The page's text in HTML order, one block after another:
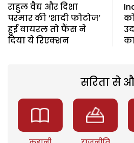
राहुल वैद्य और दिशा
परमार की ‘शादी फोटोज’
हुई वायरल तो फैंस ने
दिया ये रिएक्शन
सरिता से